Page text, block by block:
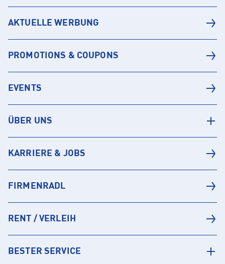
AKTUELLE WERBUNG
PROMOTIONS & COUPONS
EVENTS
ÜBER UNS
KARRIERE & JOBS
FIRMENRADL
RENT / VERLEIH
BESTER SERVICE